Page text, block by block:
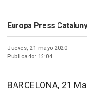
Europa Press
Jueves, 21 mayo 2020
Publicado: 12:04
BARCELONA, 21